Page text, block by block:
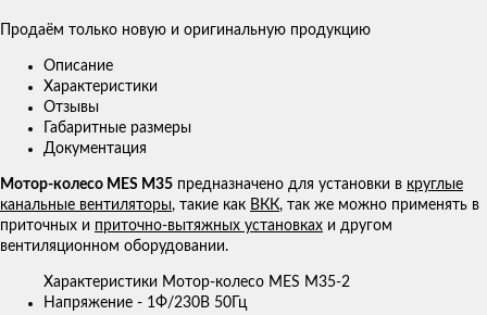
Продаём только новую и оригинальную продукцию
Описание
Характеристики
Отзывы
Габаритные размеры
Документация
Мотор-колесо MES M35 предназначено для установки в круглые
канальные вентиляторы, такие как ВКК, так же можно применять в
приточных и приточно-вытяжных установках и другом
вентиляционном оборудовании.
Характеристики Мотор-колесо MES M35-2
Напряжение - 1Ф/230В 50Гц